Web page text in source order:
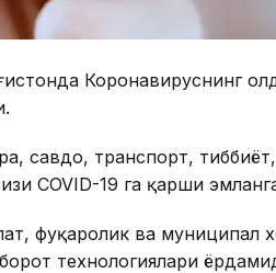
Коронавируснинг
савдо, транспорт,
COVID-19 га қарши
фуқаролик ва муниципал
технологиялари